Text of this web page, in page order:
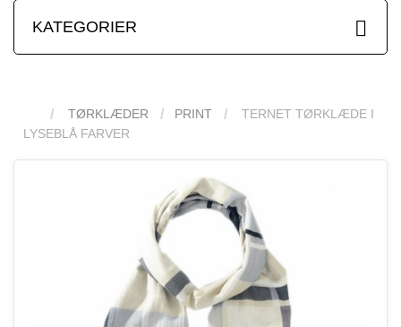
KATEGORIER
TØRKLÆDER PRINT
TERNET TØRKLÆDE I
LYSEBLÅ FARVER